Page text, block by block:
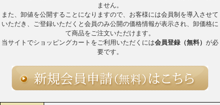
ません。
また、卸値を公開することになりますので、お客様には会員制を導入させて
いただき、ご登録いただくと会員のみ公開の価格情報が表示され、卸価格に
て商品をご注文いただけます。
当サイトでショッピングカートをご利用いただくには会員登録（無料） が必
要です。